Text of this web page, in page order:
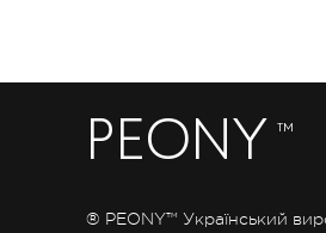
PEONY ™
® PEONY™ Український